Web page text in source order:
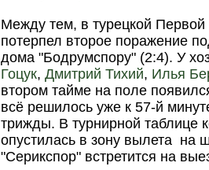
Между тем, в турецкой
потерпел второе поражение
дома "Бодрумспору" (2:4). У
Гоцук,Дмитрий Тихий, Илья
втором тайме на поле
всё решилось уже к 57-й
трижды. В турнирной таблице
опустилась в зону вылета на
"Серикспор" встретится на